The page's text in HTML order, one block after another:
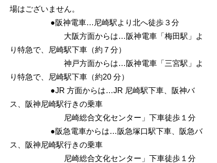
場はございません。
●阪神電車…尼崎駅より北へ徒歩３分
大阪方面からは…阪神電車「梅田駅」よ
り特急で、尼崎駅下車（約７分）
神戸方面からは…阪神電車「三宮駅」よ
り特急で、尼崎駅下車（約20 分）
●JR 方面からは…JR 尼崎駅下車、阪神バ
ス、阪神尼崎駅行きの乗車
尼崎総合文化センター」下車徒歩１分
●阪急電車からは…阪急塚口駅下車、阪急バ
ス、阪神尼崎駅行きの乗車
尼崎総合文化センター」下車徒歩１分